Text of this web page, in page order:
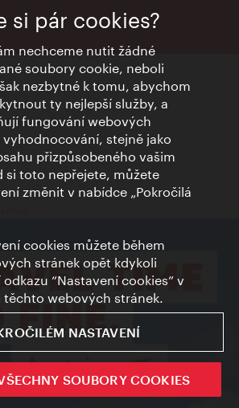
údajů
si pár cookies?
nechceme nutit žádné
soubory cookie, neboli
nezbytné k tomu, abychom
ty nejlepší služby, a
fungování webových
vyhodnocování, stejně jako
přizpůsobeného vašim
si toto nepřejete, můžete
změnit v nabídce „Pokročilá
cookies můžete během
stránek opět kdykoli
“Nastavení cookies” v
těchto webových stránek.
NASTAVENÍ
SOUBORY COOKIES